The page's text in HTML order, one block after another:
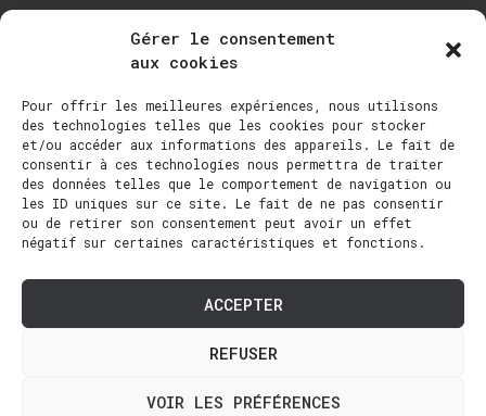
Gérer le consentement
aux cookies
Pour offrir les meilleures expériences, nous utilisons
des technologies telles que les cookies pour stocker
et/ou accéder aux informations des appareils. Le fait de
consentir à ces technologies nous permettra de traiter
des données telles que le comportement de navigation ou
les ID uniques sur ce site. Le fait de ne pas consentir
ou de retirer son consentement peut avoir un effet
négatif sur certaines caractéristiques et fonctions.
ACCEPTER
REFUSER
VOIR LES PRÉFÉRENCES
Qui Suis-Je?
À Propos
Galerie
Actualités
Boutique
Langue :